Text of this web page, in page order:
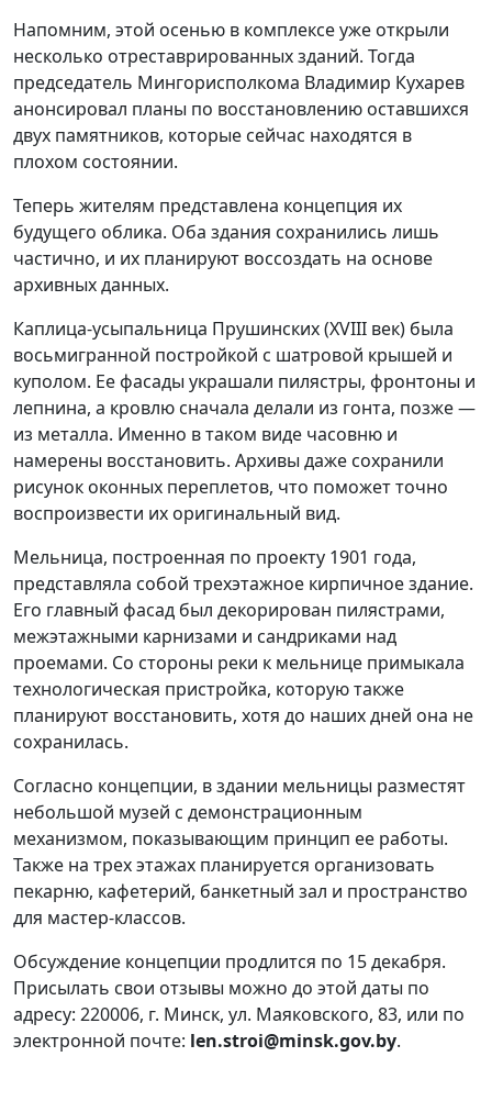
Напомним, этой осенью в комплексе уже открыли
несколько отреставрированных зданий. Тогда
председатель Мингорисполкома Владимир Кухарев
анонсировал планы по восстановлению оставшихся
двух памятников, которые сейчас находятся в
плохом состоянии.
Теперь жителям представлена концепция их
будущего облика. Оба здания сохранились лишь
частично, и их планируют воссоздать на основе
архивных данных.
Каплица-усыпальница Прушинских (XVIII век) была
восьмигранной постройкой с шатровой крышей и
куполом. Ее фасады украшали пилястры, фронтоны и
лепнина, а кровлю сначала делали из гонта, позже —
из металла. Именно в таком виде часовню и
намерены восстановить. Архивы даже сохранили
рисунок оконных переплетов, что поможет точно
воспроизвести их оригинальный вид.
Мельница, построенная по проекту 1901 года,
представляла собой трехэтажное кирпичное здание.
Его главный фасад был декорирован пилястрами,
межэтажными карнизами и сандриками над
проемами. Со стороны реки к мельнице примыкала
технологическая пристройка, которую также
планируют восстановить, хотя до наших дней она не
сохранилась.
Согласно концепции, в здании мельницы разместят
небольшой музей с демонстрационным
механизмом, показывающим принцип ее работы.
Также на трех этажах планируется организовать
пекарню, кафетерий, банкетный зал и пространство
для мастер-классов.
Обсуждение концепции продлится по 15 декабря.
Присылать свои отзывы можно до этой даты по
адресу: 220006, г. Минск, ул. Маяковского, 83, или по
электронной почте: len.stroi@minsk.gov.by.